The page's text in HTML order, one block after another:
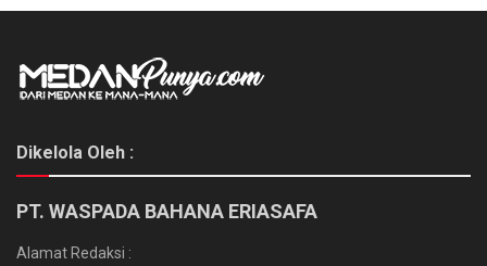
Dikelola Oleh :
PT. WASPADA BAHANA ERIASAFA
Alamat Redaksi :